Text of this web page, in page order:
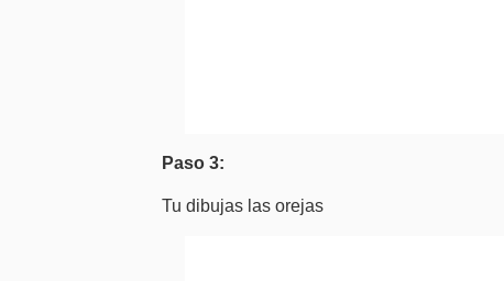
Paso 3:
Tu dibujas las orejas